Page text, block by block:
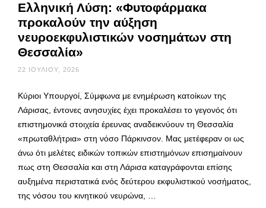
Ελληνική Λύση: «Φυτοφάρμακα
προκαλούν την αύξηση
νευροεκφυλιστικών νοσημάτων στη
Θεσσαλία»
22 ΙΟΥΛΊΟΥ, 2026
Κύριοι Υπουργοί, Σύμφωνα με ενημέρωση κατοίκων της
Λάρισας, έντονες ανησυχίες έχει προκαλέσει το γεγονός ότι
επιστημονικά στοιχεία έρευνας αναδεικνύουν τη Θεσσαλία
«πρωταθλήτρια» στη νόσο Πάρκινσον. Μας μετέφεραν οι ως
άνω ότι μελέτες ειδικών τοπικών επιστημόνων επισημαίνουν
πως στη Θεσσαλία και στη Λάρισα καταγράφονται επίσης
αυξημένα περιστατικά ενός δεύτερου εκφυλιστικού νοσήματος,
της νόσου του κινητικού νευρώνα, …